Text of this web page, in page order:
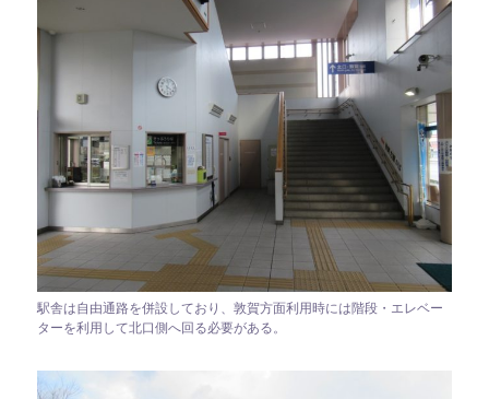
駅舎は自由通路を併設しており、敦賀方面利用時には階段・エレベー
ターを利用して北口側へ回る必要がある。